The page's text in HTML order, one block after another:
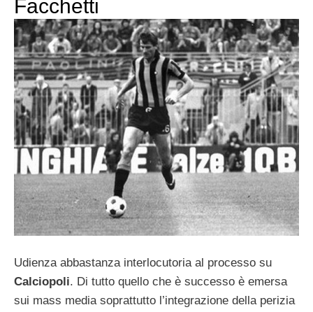
Facchetti
Udienza abbastanza interlocutoria al processo su
Calciopoli. Di tutto quello che è successo è emersa
sui mass media soprattutto l’integrazione della perizia